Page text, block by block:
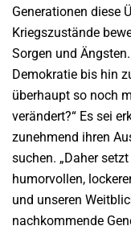
Generationen diese
Kriegszustände
Sorgen und
Demokratie bis hin
überhaupt so noch
verändert?“ Es sei
zunehmend ihren
suchen. „Daher
humorvollen,
und unseren
nachkommende